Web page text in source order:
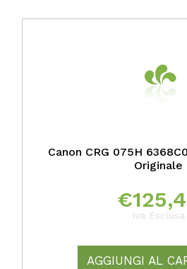
Canon CRG 075H
Originale
€
Iva Esclusa
AGGIUNGI AL